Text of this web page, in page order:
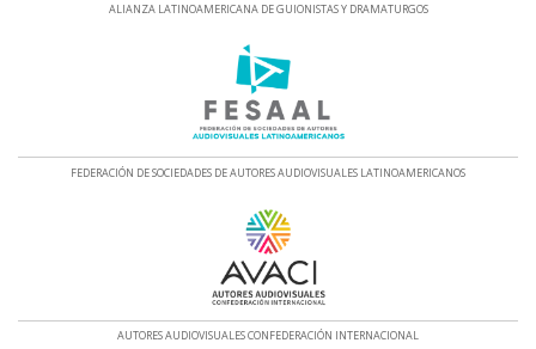
ALIANZA LATINOAMERICANA DE GUIONISTAS Y DRAMATURGOS
FEDERACIÓN DE SOCIEDADES DE AUTORES AUDIOVISUALES LATINOAMERICANOS
AUTORES AUDIOVISUALES CONFEDERACIÓN INTERNACIONAL